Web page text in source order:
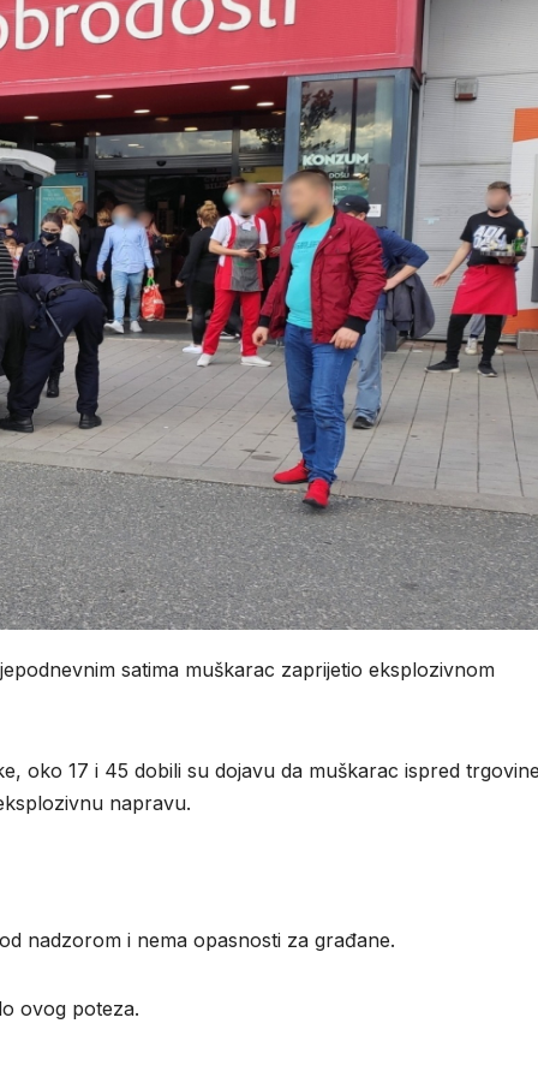
satima muškarac zaprijetio eksplozivnom
oko 17 i 45 dobili su dojavu da muškarac ispred
napravu.
nadzorom i nema opasnosti za građane.
ovog poteza.